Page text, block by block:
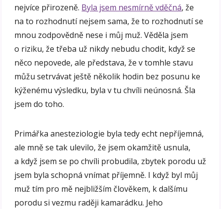
nejvíce přirozeně. Byla jsem nesmírně vděčná, že
na to rozhodnutí nejsem sama, že to rozhodnutí se
mnou zodpovědně nese i můj muž. Věděla jsem
o riziku, že třeba už nikdy nebudu chodit, když se
něco nepovede, ale představa, že v tomhle stavu
můžu setrvávat ještě několik hodin bez posunu ke
kýženému výsledku, byla v tu chvíli neúnosná. Šla
jsem do toho.
Primářka anesteziologie byla tedy echt nepříjemná,
ale mně se tak ulevilo, že jsem okamžitě usnula,
a když jsem se po chvíli probudila, zbytek porodu už
jsem byla schopná vnímat příjemně. I když byl můj
muž tím pro mě nejbližším člověkem, k dalšímu
porodu si vezmu raději kamarádku. Jeho